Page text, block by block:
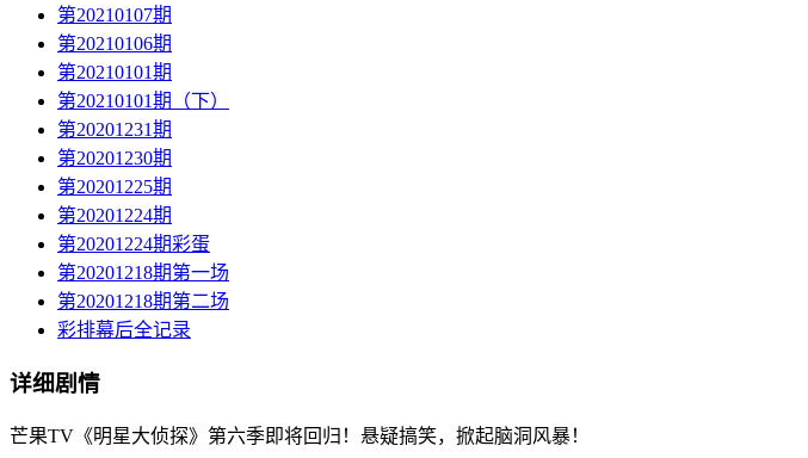
第20210107期
第20210106期
第20210101期
第20210101期（下）
第20201231期
第20201230期
第20201225期
第20201224期
第20201224期彩蛋
第20201218期第一场
第20201218期第二场
彩排幕后全记录
详细剧情
芒果TV《明星大侦探》第六季即将回归！悬疑搞笑，掀起脑洞风暴！